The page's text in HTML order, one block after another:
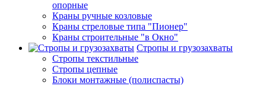
опорные
Краны ручные козловые
Краны стреловые типа "Пионер"
Краны строительные "в Окно"
Стропы и грузозахваты
Стропы текстильные
Стропы цепные
Блоки монтажные (полиспасты)